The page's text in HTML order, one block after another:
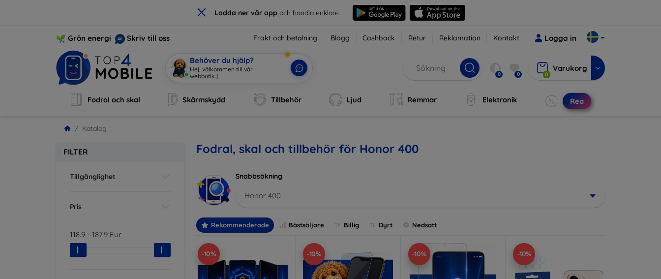
× Ladda ner vår app och handla enklare.
Grön energi Skriv till oss Frakt och betalning Blogg Cashback Retur Reklamation Kontakt Logga in
Behöver du hjälp?
Hej, välkommen till vår
webbuti| 0 0 0
Varukorg
Fodral och skal Skärmskydd Tillbehör Ljud Remmar Elektronik Rea
Katalog
FILTER
Tillgänglighet
Pris
118.9 - 187.9 Eur
Fodral, skal och tillbehör för Honor 400
Snabbsökning
Honor 400
Rekommenderade Bästsäljare Billig Dyrt Nedsatt
-10% -10% -10% -10%